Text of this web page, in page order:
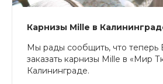
Карнизы Mille в
Мы рады сообщить, что теперь
заказать карнизы Mille в «Мир
Калининграде.